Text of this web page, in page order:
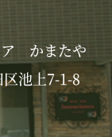
かまたや
池上7-1-8